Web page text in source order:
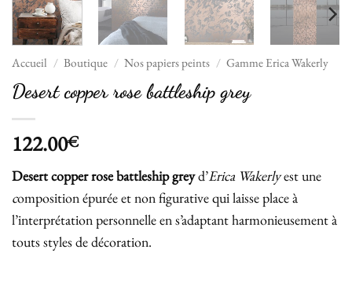
Accueil / Boutique / Nos papiers peints / Gamme Erica Wakerly
Desert copper rose battleship grey
122.00€
Desert copper rose battleship greyd’Erica Wakerlyest une
composition épurée et non figurative qui laisse place à
l’interprétation personnelle en s’adaptant harmonieusement à
touts styles de décoration.